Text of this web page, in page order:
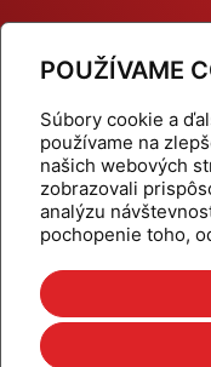
POUŽÍVAME
Súbory cookie a
používame na
našich webových
zobrazovali
analýzu
pochopenie toho,
Dynamické
Domov
Aktuality
Kalkulačky
Na stiahnutie